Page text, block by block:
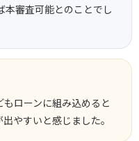
本審査可能とのことでし
ローンに組み込めると
やすいと感じました。